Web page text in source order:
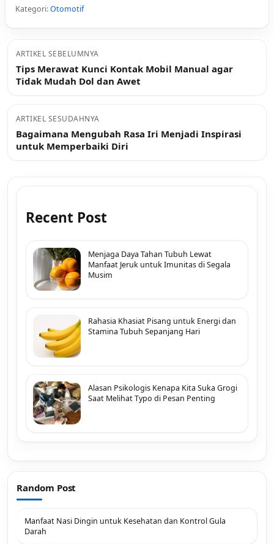
Kategori:Otomotif
ARTIKEL SEBELUMNYA
Tips Merawat Kunci Kontak Mobil Manual agar
Tidak Mudah Dol dan Awet
ARTIKEL SESUDAHNYA
Bagaimana Mengubah Rasa Iri Menjadi Inspirasi
untuk Memperbaiki Diri
Recent Post
Menjaga Daya Tahan Tubuh Lewat
Manfaat Jeruk untuk Imunitas di Segala
Musim
Rahasia Khasiat Pisang untuk Energi dan
Stamina Tubuh Sepanjang Hari
Alasan Psikologis Kenapa Kita Suka Grogi
Saat Melihat Typo di Pesan Penting
Random Post
Manfaat Nasi Dingin untuk Kesehatan dan Kontrol Gula
Darah